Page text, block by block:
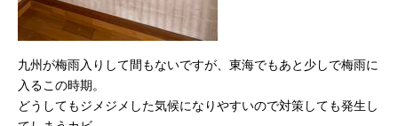
九州が梅雨入りして間もないですが、東海でもあと少しで梅雨に
入るこの時期。
どうしてもジメジメした気候になりやすいので対策しても発生し